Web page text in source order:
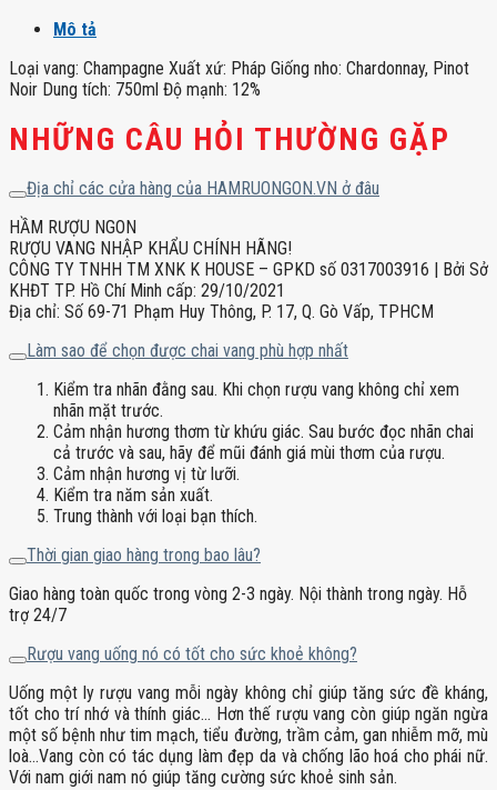
Mô tả
Loại vang: Champagne Xuất xứ: Pháp Giống nho: Chardonnay, Pinot
Noir Dung tích: 750ml Độ mạnh: 12%
NHỮNG CÂU HỎI THƯỜNG GẶP
Địa chỉ các cửa hàng của HAMRUONGON.VN ở đâu
HẦM RƯỢU NGON
RƯỢU VANG NHẬP KHẨU CHÍNH HÃNG!
CÔNG TY TNHH TM XNK K HOUSE – GPKD số 0317003916 | Bởi Sở
KHĐT TP. Hồ Chí Minh cấp: 29/10/2021
Địa chỉ: Số 69-71 Phạm Huy Thông, P. 17, Q. Gò Vấp, TPHCM
Làm sao để chọn được chai vang phù hợp nhất
Kiểm tra nhãn đằng sau. Khi chọn rượu vang không chỉ xem
nhãn mặt trước.
Cảm nhận hương thơm từ khứu giác. Sau bước đọc nhãn chai
cả trước và sau, hãy để mũi đánh giá mùi thơm của rượu.
Cảm nhận hương vị từ lưỡi.
Kiểm tra năm sản xuất.
Trung thành với loại bạn thích.
Thời gian giao hàng trong bao lâu?
Giao hàng toàn quốc trong vòng 2-3 ngày. Nội thành trong ngày. Hỗ
trợ 24/7
Rượu vang uống nó có tốt cho sức khoẻ không?
Uống một ly rượu vang mỗi ngày không chỉ giúp tăng sức đề kháng,
tốt cho trí nhớ và thính giác… Hơn thế rượu vang còn giúp ngăn ngừa
một số bệnh như tim mạch, tiểu đường, trầm cảm, gan nhiễm mỡ, mù
loà…Vang còn có tác dụng làm đẹp da và chống lão hoá cho phái nữ.
Với nam giới nam nó giúp tăng cường sức khoẻ sinh sản.